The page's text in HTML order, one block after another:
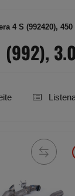
4 S (992420),
(992),